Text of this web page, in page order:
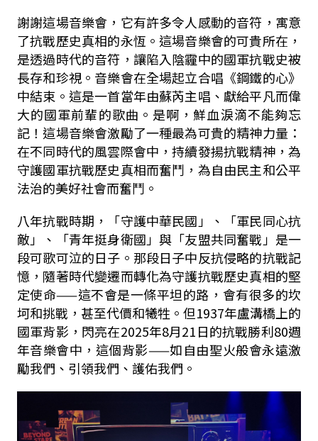
謝謝這場音樂會，它有許多令人感動的音符，寓意
了抗戰歷史真相的永恆。這場音樂會的可貴所在，
是透過時代的音符，讓陷入陰霾中的國軍抗戰史被
長存和珍視。音樂會在全場起立合唱《鋼鐵的心》
中結束。這是一首當年由蘇芮主唱、獻給平凡而偉
大的國軍前輩的歌曲。是啊，鮮血淚滴不能夠忘
記！這場音樂會激勵了一種最為可貴的精神力量：
在不同時代的風雲際會中，持續發揚抗戰精神，為
守護國軍抗戰歷史真相而奮鬥，為自由民主和公平
法治的美好社會而奮鬥。
八年抗戰時期，「守護中華民國」、「軍民同心抗
敵」、「青年挺身衛國」與「友盟共同奮戰」是一
段可歌可泣的日子。那段日子中反抗侵略的抗戰記
憶，隨著時代變遷而轉化為守護抗戰歷史真相的堅
定使命——這不會是一條平坦的路，會有很多的坎
坷和挑戰，甚至代價和犧牲。但1937年盧溝橋上的
國軍背影，閃亮在2025年8月21日的抗戰勝利80週
年音樂會中，這個背影——如自由聖火般會永遠激
勵我們、引領我們、 護佑我們。